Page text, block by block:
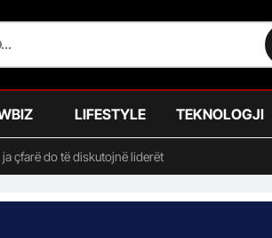
LIFESTYLE TEKNOLOGJI
çfarë do të diskutojnë liderët